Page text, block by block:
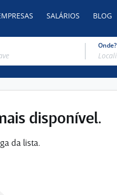
SALÁRIOS BLOG
Onde?
disponível.
da lista.